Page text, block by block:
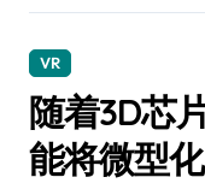
VR
随着3D芯
能将微型化